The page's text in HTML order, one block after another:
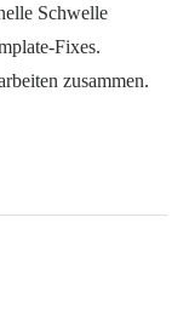
Schwelle
Fixes.
zusammen.